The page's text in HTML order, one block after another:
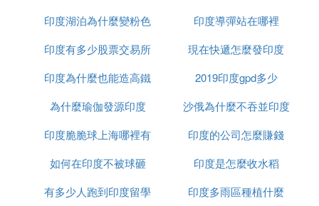
榴槤
印度湖泊為什麼變粉色
印度導彈站在哪裡
印度有多少股票交易所
現在快遞怎麼發印度
印度為什麼也能造高鐵
2019印度gpd多少
為什麼瑜伽發源印度
沙俄為什麼不吞並印度
印度脆脆球上海哪裡有
印度的公司怎麼賺錢
如何在印度不被球砸
印度是怎麼收水稻
有多少人跑到印度留學
印度多雨區種植什麼